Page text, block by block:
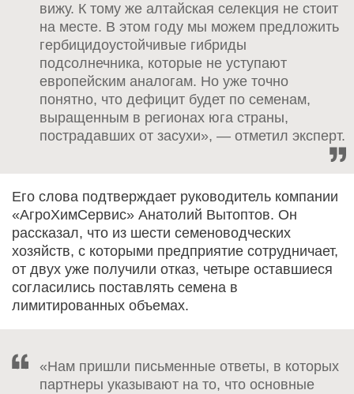
вижу. К тому же алтайская селекция не стоит
на месте. В этом году мы можем предложить
гербицидоустойчивые гибриды
подсолнечника, которые не уступают
европейским аналогам. Но уже точно
понятно, что дефицит будет по семенам,
выращенным в регионах юга страны,
пострадавших от засухи», — отметил эксперт.
Его слова подтверждает руководитель компании
«АгроХимСервис» Анатолий Вытоптов. Он
рассказал, что из шести семеноводческих
хозяйств, с которыми предприятие сотрудничает,
от двух уже получили отказ, четыре оставшиеся
согласились поставлять семена в
лимитированных объемах.
«Нам пришли письменные ответы, в которых
партнеры указывают на то, что основные